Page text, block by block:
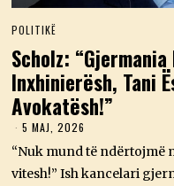
POLITIKË
Scholz:
Inxhinierësh, Tani
Avokatësh!”
5 MAJ, 2026
A
J
“Nuk mund të ndërtojmë
vitesh!” Ish kancelari